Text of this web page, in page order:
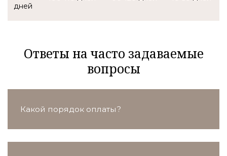
Ответы на часто задаваемые
вопросы
Какой порядок оплаты?